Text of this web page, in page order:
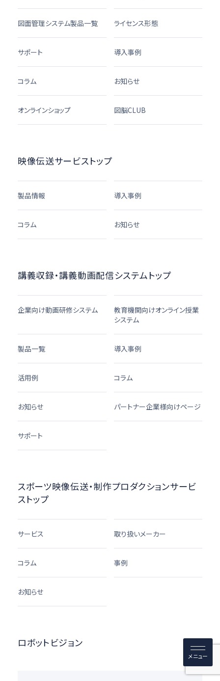
図面管理システム製品一覧 ライセンス形態
サポート 導入事例
コラム お知らせ
オンラインショップ 図脳CLUB
映像伝送サービストップ
製品情報 導入事例
コラム お知らせ
講義収録・講義動画配信システムトップ
企業向け動画研修システム
教育機関向けオンライン授業
システム
製品一覧 導入事例
活用例 コラム
お知らせ パートナー企業様向けページ
サポート
スポーツ映像伝送・制作プロダクションサービ
ストップ
サービス 取り扱いメーカー
コラム 事例
お知らせ
ロボットビジョン